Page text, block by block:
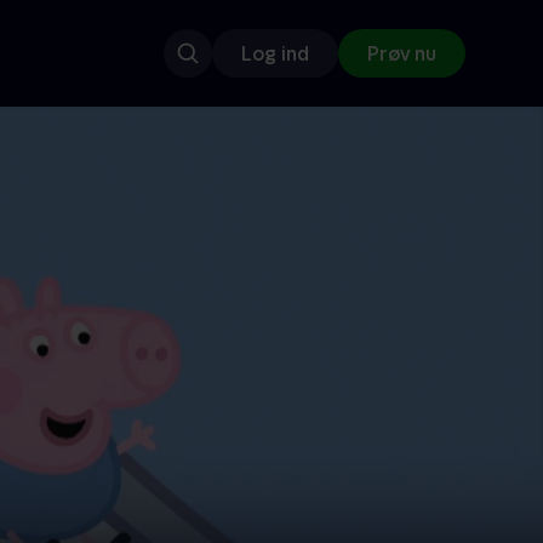
Log ind Prøv nu